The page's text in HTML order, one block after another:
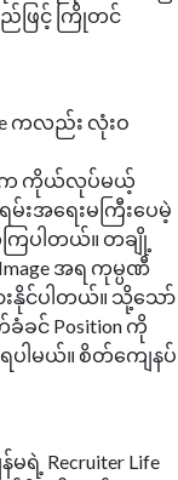
ည်ဖြင့် ကြိုတင်
ကလည်း လုံးဝ
က ကိုယ်လုပ်မယ့်
မ်းအရေးမကြီးပေမဲ့
ြပါတယ်။ တချို့
Image အရ ကုမ္ပဏီ
းနိုင်ပါတယ်။ သို့သော်
ခင် Position ကို
ါမယ်။ စိတ်ကျေနပ်
မရဲ့ Recruiter Life